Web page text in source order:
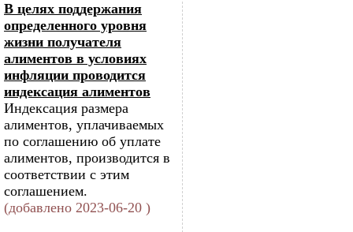
В целях поддержания
определенного уровня
жизни получателя
алиментов в условиях
инфляции проводится
индексация алиментов
Индексация размера
алиментов, уплачиваемых
по соглашению об уплате
алиментов, производится в
соответствии с этим
соглашением.
(добавлено 2023-06-20 )